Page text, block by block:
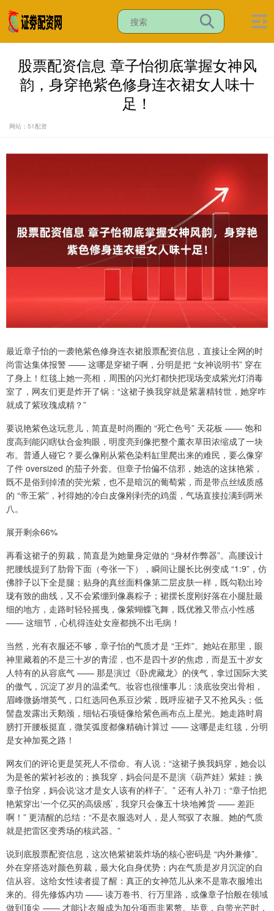
股票配资信息 章子怡彻底掌握女神风
韵，身穿艳紫色修身连衣裙女人味十
足！
网站：51配资
最近章子怡的一袭艳紫色修身连衣裙股票配资信息，直接让全网的时
尚雷达集体报警 —— 这哪是穿裙子啊，分明是把 “女神说明书” 穿在
了身上！红毯上她一亮相，周围的闪光灯都快把现场变成紫光灯消毒
室了，网友们更是炸开了锅：“这裙子换我穿就是紫薯精转世，她穿咋
就成了紫玫瑰成精？”
要说艳紫色这玩意儿，简直是时尚圈的 “死亡色号” 天花板 —— 饱和
度高到能闪瞎钛合金狗眼，明度亮到像把整个薰衣草田浓缩成了一块
布。普通人碰它？要么像刚从紫色染料缸里爬出来的难民，要么像穿
了件 oversized 的茄子外套。但章子怡偏不信邪，她选的这抹艳紫，
既不是俗到掉渣的荧光紫，也不是暗沉的葡萄紫，而是带点丝绒质感
的 “帝王紫”，衬得她的冷白皮像刚剥壳的鸡蛋，气场直接拉满到两米
八。
展开剩余66%
再看这裙子的剪裁，简直是为她量身定做的 “身材作弊器”。高腰设计
把腰线提到了肋骨下面（夸张一下），瞬间让腿长比例变成 “1:9”，仿
佛脖子以下全是腿；贴身的真丝面料像第二层皮肤一样，既勾勒出玲
珑有致的曲线，又不会紧绷到像裹粽子；裙摆长度刚好落在小腿肚最
细的地方，走路时轻轻摇曳，像紫蝴蝶飞舞，既优雅又带点小性感
—— 这细节，心机得连处女座都挑不出毛病！
当然，光有衣服还不够，章子怡的气质才是 “王炸”。她站在那里，眼
神里藏着的不是三十岁的青涩，也不是四十岁的焦虑，而是五十岁女
人特有的从容底气 —— 那是演过《卧虎藏龙》的侠气，拿过国际大奖
的傲气，沉淀了岁月的温柔气。妆容也很懂事儿：淡底妆突出骨相，
眉峰微扬增英气，口红选同色系豆沙紫，既呼应裙子又不抢风头；低
髻盘发露出天鹅颈，细钻石项链像给紫色画布点上星光。她走路时肩
膀打开腰板挺直，微笑弧度都像精确计算过 —— 这哪是走红毯，分明
是女神加冕之路！
网友们的评论更是笑死人不偿命。有人说：“这裙子换我妈穿，她会以
为是爸的紫衬衫改的；换我穿，妈会问是不是演《葫芦娃》紫娃；换
章子怡穿，妈会说‘这才是女人该有的样子’。” 还有人补刀：“章子怡把
艳紫穿出‘一个亿买的高级感’，我穿只会像五十块地摊货 —— 差距
啊！” 更清醒的总结：“不是衣服选对人，是人驾驭了衣服。她的气质
就是把雷区变秀场的核武器。”
说到底股票配资信息，这次艳紫裙装炸场的核心密码是 “内外兼修”。
外在穿搭选对颜色剪裁，最大化自身优势；内在气质是岁月沉淀的自
信从容。这给女性读者提了醒：真正的女神范儿从来不是靠衣服堆出
来的。得先修炼内功 —— 读万卷书、行万里路，或像章子怡般在领域
做到顶尖 —— 才能让衣服成为加分项而非累赘。毕竟，自带光芒时，